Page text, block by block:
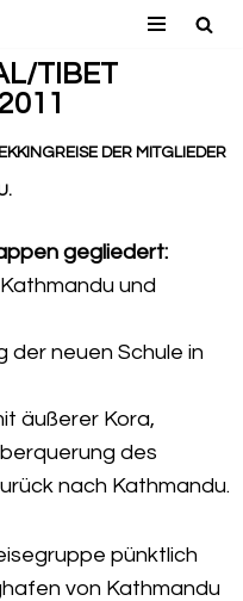
TIBET
DER MITGLIEDER
gegliedert:
und
der neuen Schule in
äußerer Kora,
des
nach Kathmandu.
pünktlich
von Kathmandu